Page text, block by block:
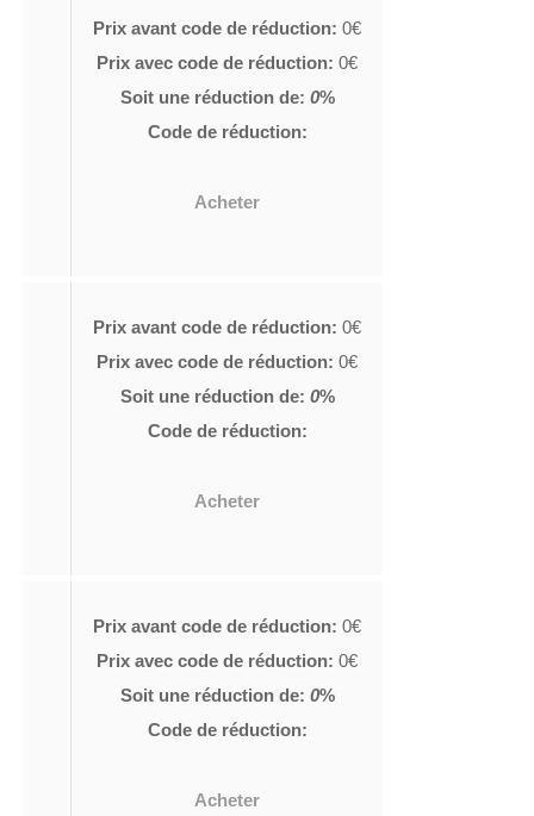
Prix avant code de réduction: 0€
Prix avec code de réduction: 0€
Soit une réduction de: 0%
Code de réduction:
Acheter
Prix avant code de réduction: 0€
Prix avec code de réduction: 0€
Soit une réduction de: 0%
Code de réduction:
Acheter
Prix avant code de réduction: 0€
Prix avec code de réduction: 0€
Soit une réduction de: 0%
Code de réduction:
Acheter